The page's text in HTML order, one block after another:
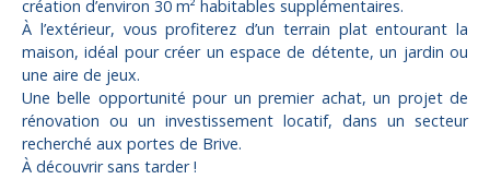
création d’environ 30 m² habitables supplémentaires.
À l’extérieur, vous profiterez d’un terrain plat entourant la
maison, idéal pour créer un espace de détente, un jardin ou
une aire de jeux.
Une belle opportunité pour un premier achat, un projet de
rénovation ou un investissement locatif, dans un secteur
recherché aux portes de Brive.
À découvrir sans tarder !